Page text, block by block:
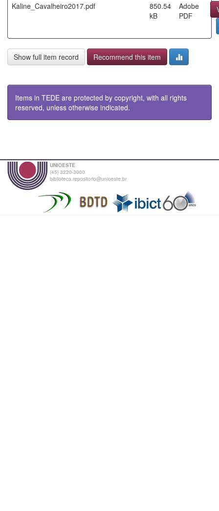
Kaline_Cavalheiro2017.pdf
850.54
kB
Adobe
PDF
Show full item record Recommend this item
Items in TEDE are protected by copyright, with all rights
reserved, unless otherwise indicated.
UNIOESTE
(45) 3220-3000
biblioteca.repositorio@unioeste.br